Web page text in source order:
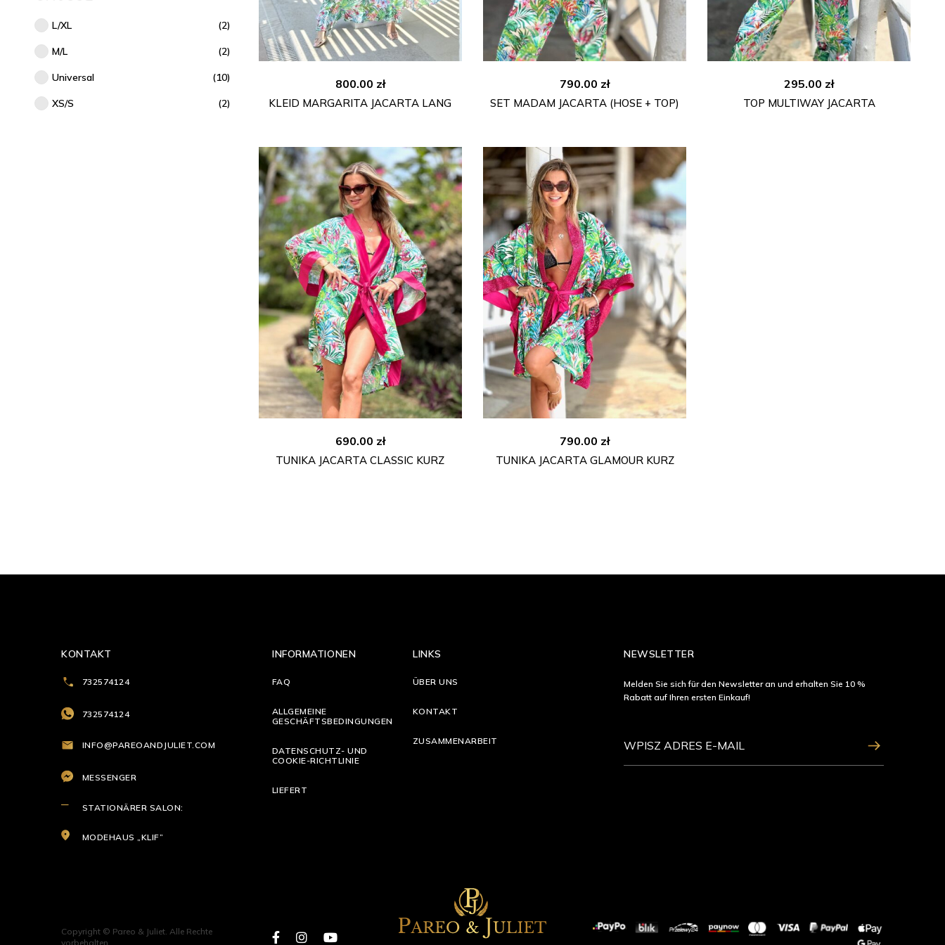
800.00 zł
KLEID MARGARITA JACARTA LANG
790.00 zł
SET MADAM JACARTA (HOSE + TOP)
295.00 zł
TOP MULTIWAY JACARTA
690.00 zł
TUNIKA JACARTA CLASSIC KURZ
790.00 zł
TUNIKA JACARTA GLAMOUR KURZ
L/XL (2)
M/L (2)
Universal (10)
XS/S (2)
KONTAKT
732574124
732574124
INFO@PAREOANDJULIET.COM
MESSENGER
STATIONÄRER SALON:
MODEHAUS „KLIF”
INFORMATIONEN
FAQ
ALLGEMEINE
GESCHÄFTSBEDINGUNGEN
DATENSCHUTZ- UND
COOKIE-RICHTLINIE
LIEFERT
LINKS
ÜBER UNS
KONTAKT
ZUSAMMENARBEIT
NEWSLETTER
Melden Sie sich für den Newsletter an und erhalten Sie 10 %
Rabatt auf Ihren ersten Einkauf!
Copyright © Pareo & Juliet. Alle Rechte
vorbehalten.